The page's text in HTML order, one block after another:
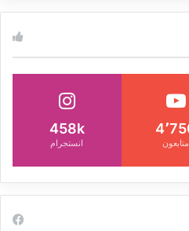
متابعون
458k
انستجرام